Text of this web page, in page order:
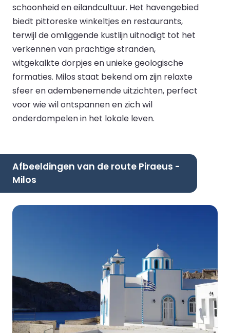
schoonheid en eilandcultuur. Het havengebied
biedt pittoreske winkeltjes en restaurants,
terwijl de omliggende kustlijn uitnodigt tot het
verkennen van prachtige stranden,
witgekalkte dorpjes en unieke geologische
formaties. Milos staat bekend om zijn relaxte
sfeer en adembenemende uitzichten, perfect
voor wie wil ontspannen en zich wil
onderdompelen in het lokale leven.
Afbeeldingen van de route Piraeus -
Milos